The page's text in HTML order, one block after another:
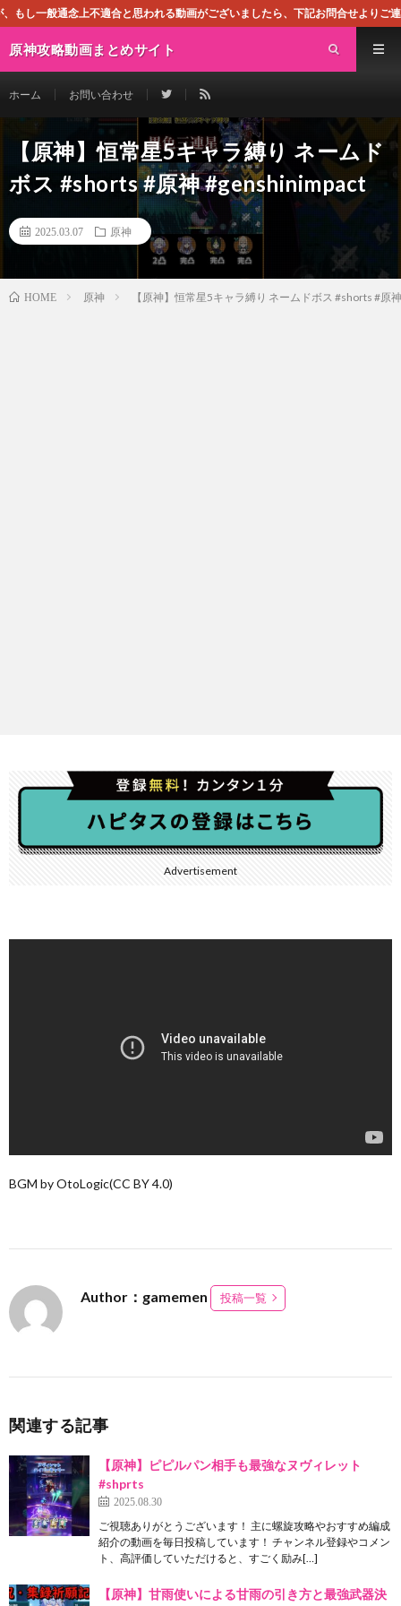
合と思われる動画がございましたら、下記お問合せよりご連絡ください。
原神攻略動画まとめサイト
ホーム お問い合わせ
【原神】恒常星5キャラ縛り ネームド
ボス #shorts #原神 #genshinimpact
2025.03.07 原神
HOME 原神 【原神】恒常星5キャラ縛り ネームドボス #shorts #原
Advertisement
BGM by OtoLogic(CC BY 4.0)
Author：gamemen 投稿一覧
関連する記事
【原神】ピピルパン相手も最強なヌヴィレット
#shprts
2025.08.30
ご視聴ありがとうございます！ 主に螺旋攻略やおすすめ編成
紹介の動画を毎日投稿しています！ チャンネル登録やコメン
ト、高評価していただけると、すごく励み[…]
【原神】甘雨使いによる甘雨の引き方と最強武器決